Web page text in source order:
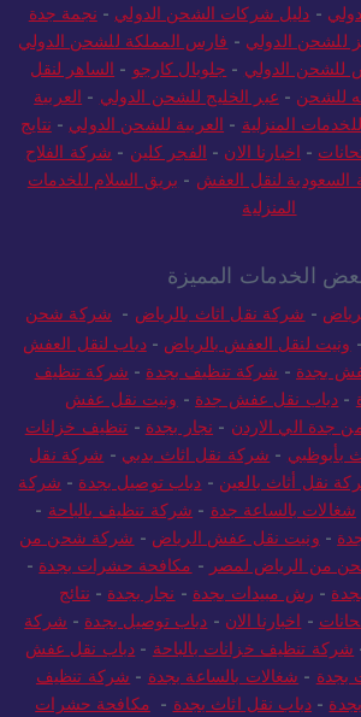
- دليل شركات الشحن الدولي - نجمة جدة
للشحن الدولي - فارس المملكة للشحن الدولي
للشحن الدولي - جلوبال كارجو - الساهر لنقل
للشحن - عبر الخليج للشحن الدولي - العربية
المنزلية - العربية للشحن الدولي - نتايج
- اخبارنا الان - الفجر كلين - شركة الفلاح
السعودية لنقل العفش - بريق السلام للخدمات
المنزلية
الخدمات المميزة
- شركة نقل اثاث بالرياض - شركة شحن
- ونيت لنقل العفش بالرياض -دباب لنقل العفش
بجدة - شركة تنظيف بجدة - شركة تنظيف
- دباب نقل عفش جدة - ونيت نقل عفش
جدة الي الاردن - نجار بجدة - تنظيف خزانات
بأبوظبي - شركة نقل اثاث بدبي - شركة نقل
نقل أثاث بالعين - دباب توصيل بجدة - شركة
شغالات بالساعة جدة - شركة تنظيف بالباحة -
- ونيت نقل عفش الرياض - شركة شحن من
من الرياض لمصر - مكافحة حشرات بجدة -
- رش مبيدات بجدة - نجار بجدة - نتائج
- اخبارنا الان - دباب توصيل بجدة - شركة
شركة تنظيف خزانات بالباحة - دباب نقل عفش
بجدة - شغالات بالساعة بجدة - شركة تنظيف
- دباب نقل اثاث بجدة - مكافحة حشرات